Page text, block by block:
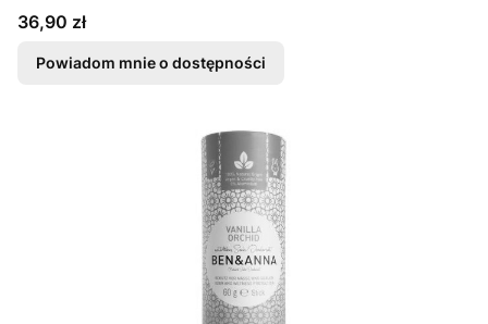
Cena
36,90 zł
Powiadom mnie o dostępności